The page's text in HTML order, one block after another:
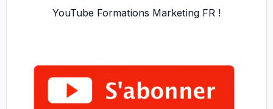
YouTube Formations Marketing FR !